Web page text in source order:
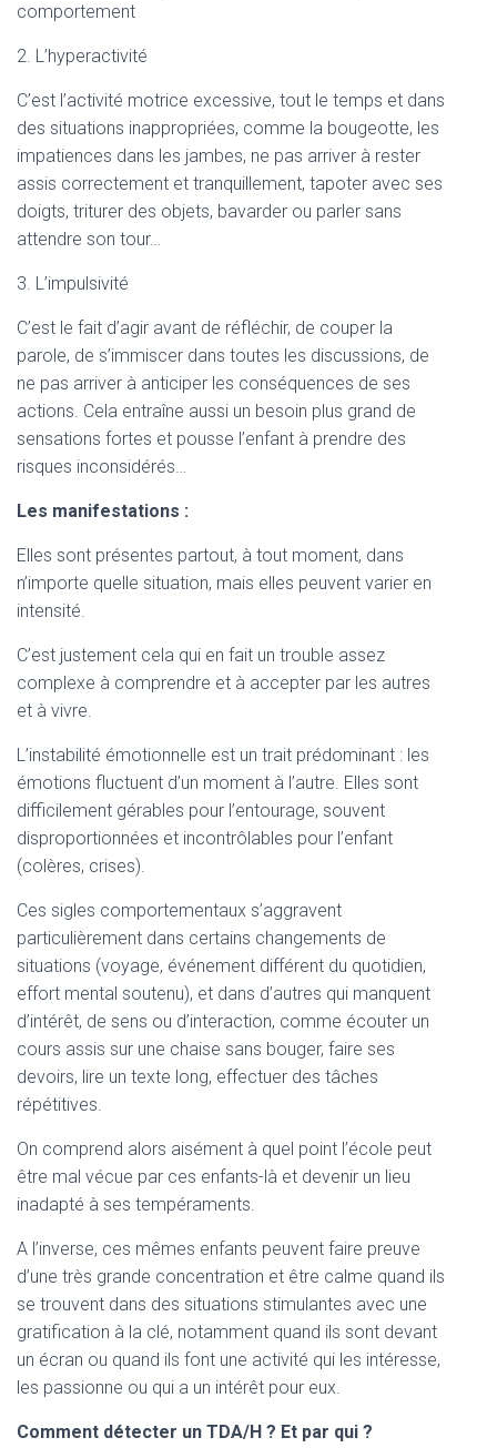
comportement
2. L’hyperactivité
C’est l’activité motrice excessive, tout le temps et dans
des situations inappropriées, comme la bougeotte, les
impatiences dans les jambes, ne pas arriver à rester
assis correctement et tranquillement, tapoter avec ses
doigts, triturer des objets, bavarder ou parler sans
attendre son tour…
3. L’impulsivité
C’est le fait d’agir avant de réfléchir, de couper la
parole, de s’immiscer dans toutes les discussions, de
ne pas arriver à anticiper les conséquences de ses
actions. Cela entraîne aussi un besoin plus grand de
sensations fortes et pousse l’enfant à prendre des
risques inconsidérés…
Les manifestations :
Elles sont présentes partout, à tout moment, dans
n’importe quelle situation, mais elles peuvent varier en
intensité.
C’est justement cela qui en fait un trouble assez
complexe à comprendre et à accepter par les autres
et à vivre.
L’instabilité émotionnelle est un trait prédominant : les
émotions fluctuent d’un moment à l’autre. Elles sont
difficilement gérables pour l’entourage, souvent
disproportionnées et incontrôlables pour l’enfant
(colères, crises).
Ces sigles comportementaux s’aggravent
particulièrement dans certains changements de
situations (voyage, événement différent du quotidien,
effort mental soutenu), et dans d’autres qui manquent
d’intérêt, de sens ou d’interaction, comme écouter un
cours assis sur une chaise sans bouger, faire ses
devoirs, lire un texte long, effectuer des tâches
répétitives.
On comprend alors aisément à quel point l’école peut
être mal vécue par ces enfants-là et devenir un lieu
inadapté à ses tempéraments.
A l’inverse, ces mêmes enfants peuvent faire preuve
d’une très grande concentration et être calme quand ils
se trouvent dans des situations stimulantes avec une
gratification à la clé, notamment quand ils sont devant
un écran ou quand ils font une activité qui les intéresse,
les passionne ou qui a un intérêt pour eux.
Comment détecter un TDA/H ? Et par qui ?